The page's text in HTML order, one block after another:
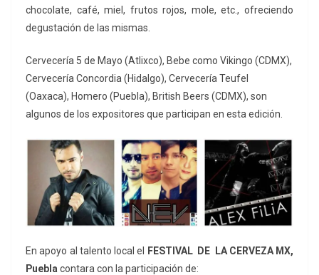
chocolate, café, miel, frutos rojos, mole, etc., ofreciendo
degustación de las mismas.
Cervecería 5 de Mayo (Atlixco), Bebe como Vikingo (CDMX),
Cervecería Concordia (Hidalgo), Cervecería Teufel
(Oaxaca), Homero (Puebla), British Beers (CDMX), son
algunos de los expositores que participan en esta edición.
En apoyo al talento local el
FESTIVAL DE LA CERVEZA MX,
Puebla contara con la participación de: